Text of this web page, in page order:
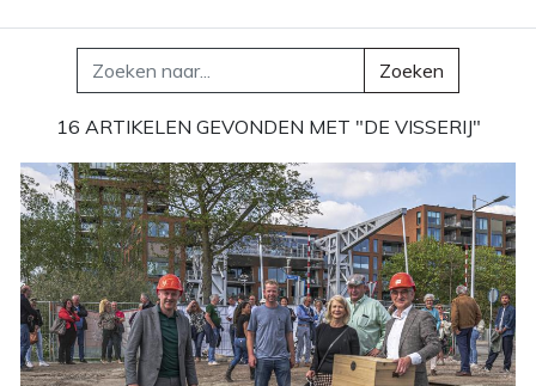
Zoeken
16 ARTIKELEN GEVONDEN MET "DE VISSERIJ"